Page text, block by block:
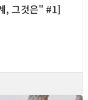
, 그것은" #1]